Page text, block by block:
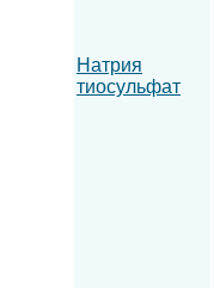
Натрия
тиосульфат